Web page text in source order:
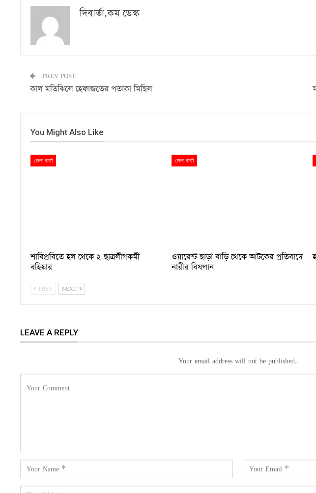
দিবার্তা.কম ডেস্ক
PREV POST
কাল মতিঝিলে হেফাজতের পতাকা মিছিল
You Might Also Like
জেলা বার্তা
শাবিপ্রবিতে হল থেকে ২ ছাত্রলীগকর্মী
বহিষ্কার
জেলা বার্তা
ওয়ারেন্ট ছাড়া বাড়ি থেকে আটকের প্রতিবাদে
নারীর বিষপান
PREV NEXT
LEAVE A REPLY
Your email address will not be published.